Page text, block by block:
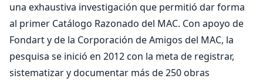
una exhaustiva investigación que permitió dar forma
al primer Catálogo Razonado del MAC. Con apoyo de
Fondart y de la Corporación de Amigos del MAC, la
pesquisa se inició en 2012 con la meta de registrar,
sistematizar y documentar más de 250 obras